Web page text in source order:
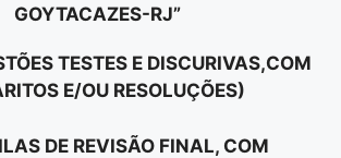
GOYTACAZES-RJ”
TESTES E DISCURIVAS,COM
E/OU RESOLUÇÕES)
DE REVISÃO FINAL, COM